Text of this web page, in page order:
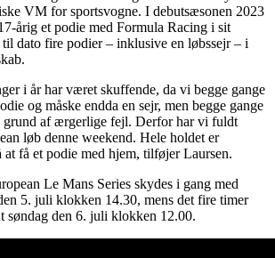
VM for sportsvogne. I debutsæsonen 2023
årig et podie med Formula Racing i sit
dato fire podier – inklusive en løbssejr – i
i år har været skuffende, da vi begge gange
og måske endda en sejr, men begge gange
grund af ærgerlige fejl. Derfor har vi fuldt
løb denne weekend. Hele holdet er
at få et podie med hjem, tilføjer Laursen.
Le Mans Series skydes i gang med
5. juli klokken 14.30, mens det fire timer
søndag den 6. juli klokken 12.00.